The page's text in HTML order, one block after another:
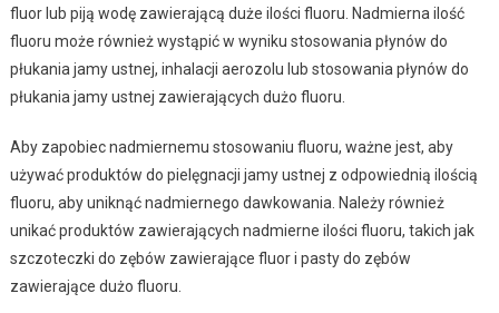
fluor lub piją wodę zawierającą duże ilości fluoru. Nadmierna ilość
fluoru może również wystąpić w wyniku stosowania płynów do
płukania jamy ustnej, inhalacji aerozolu lub stosowania płynów do
płukania jamy ustnej zawierających dużo fluoru.
Aby zapobiec nadmiernemu stosowaniu fluoru, ważne jest, aby
używać produktów do pielęgnacji jamy ustnej z odpowiednią ilością
fluoru, aby uniknąć nadmiernego dawkowania. Należy również
unikać produktów zawierających nadmierne ilości fluoru, takich jak
szczoteczki do zębów zawierające fluor i pasty do zębów
zawierające dużo fluoru.